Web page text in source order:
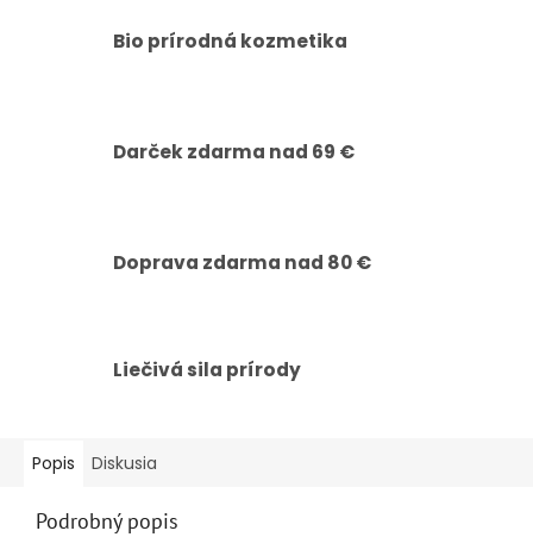
Bio prírodná kozmetika
Darček zdarma nad 69 €
Doprava zdarma nad 80 €
Liečivá sila prírody
Popis Diskusia
Podrobný popis